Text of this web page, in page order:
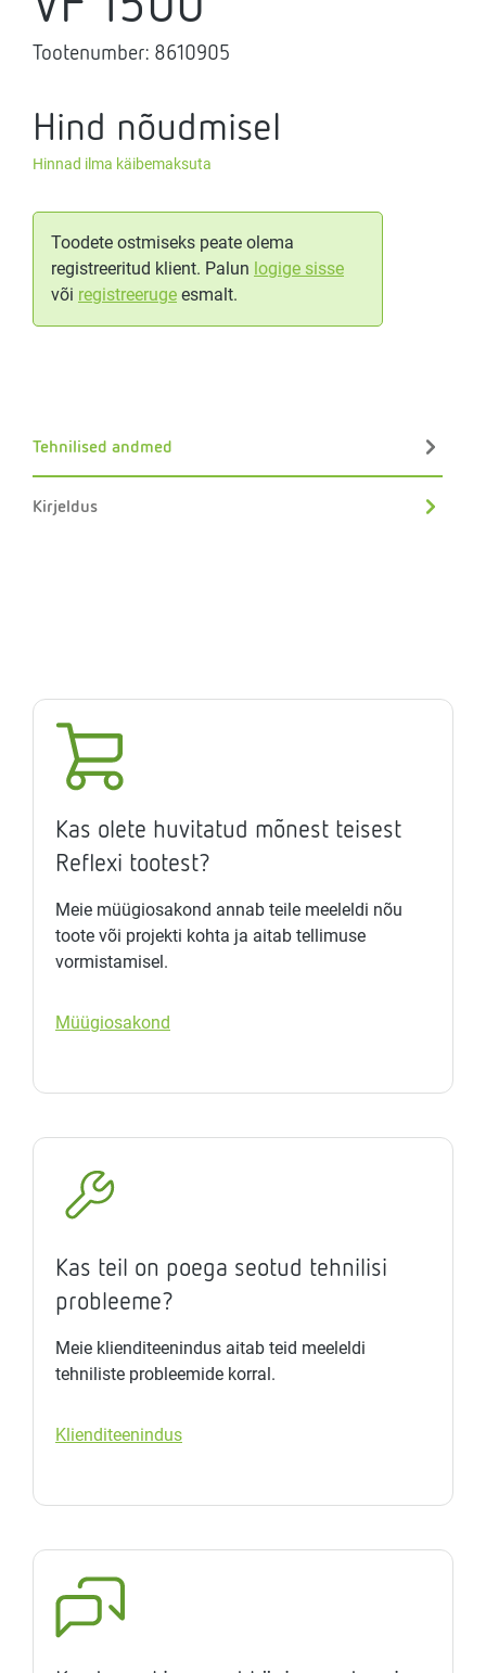
Tootenumber: 8610905
Hind nõudmisel
Hinnad ilma käibemaksuta
Toodete ostmiseks peate olema
registreeritud klient. Palun logige sisse
või registreeruge esmalt.
Tehnilised andmed
Kirjeldus
Kas olete huvitatud mõnest teisest
Reflexi tootest?
Meie müügiosakond annab teile meeleldi nõu
toote või projekti kohta ja aitab tellimuse
vormistamisel.
Müügiosakond
Kas teil on poega seotud tehnilisi
probleeme?
Meie klienditeenindus aitab teid meeleldi
tehniliste probleemide korral.
Klienditeenindus